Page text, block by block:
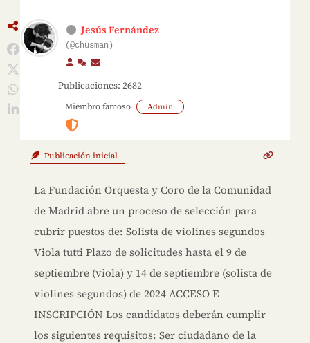
Jesús Fernández
(@chusman)
Publicaciones: 2682
Miembro famoso Admin
Publicación inicial
La Fundación Orquesta y Coro de la Comunidad
de Madrid abre un proceso de selección para
cubrir puestos de: Solista de violines segundos
Viola tutti Plazo de solicitudes hasta el 9 de
septiembre (viola) y 14 de septiembre (solista de
violines segundos) de 2024 ACCESO E
INSCRIPCIÓN Los candidatos deberán cumplir
los siguientes requisitos: Ser ciudadano de la